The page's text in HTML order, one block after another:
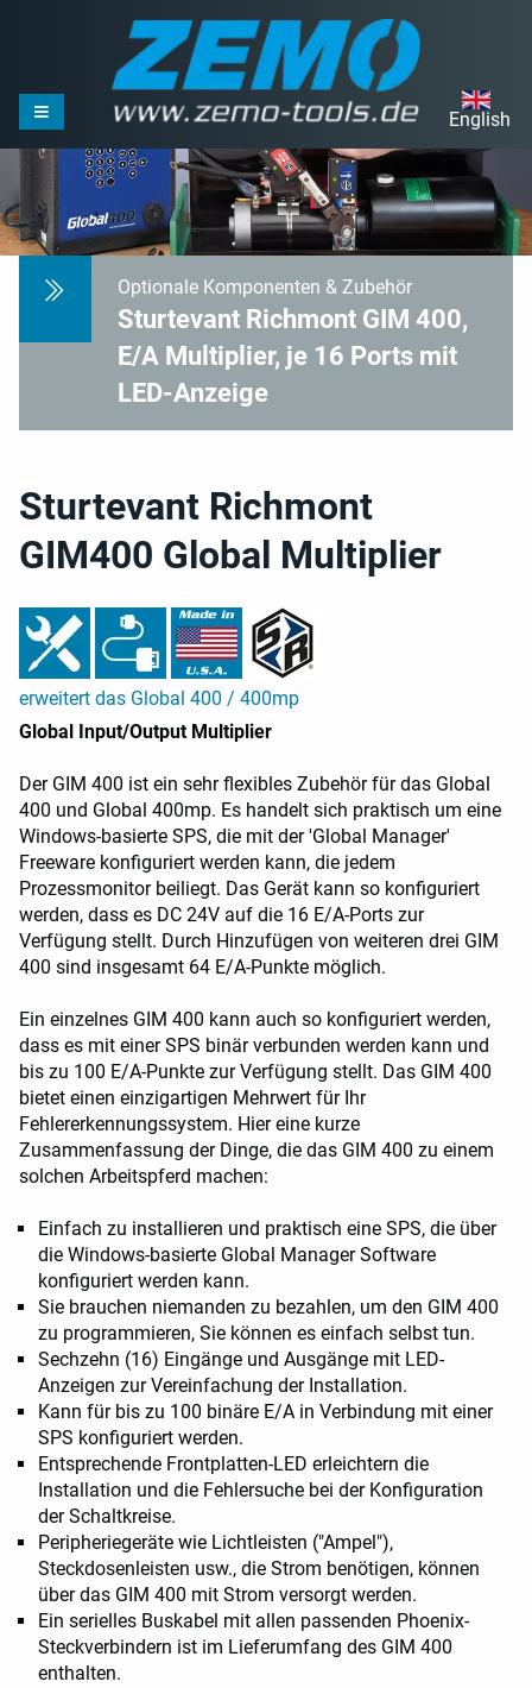
English
Optionale Komponenten & Zubehör
Sturtevant Richmont GIM 400,
E/A Multiplier, je 16 Ports mit
LED-Anzeige
Sturtevant Richmont
GIM400 Global Multiplier
erweitert das Global 400 / 400mp
Global Input/Output Multiplier
Der GIM 400 ist ein sehr flexibles Zubehör für das Global
400 und Global 400mp. Es handelt sich praktisch um eine
Windows-basierte SPS, die mit der 'Global Manager'
Freeware konfiguriert werden kann, die jedem
Prozessmonitor beiliegt. Das Gerät kann so konfiguriert
werden, dass es DC 24V auf die 16 E/A-Ports zur
Verfügung stellt. Durch Hinzufügen von weiteren drei GIM
400 sind insgesamt 64 E/A-Punkte möglich.
Ein einzelnes GIM 400 kann auch so konfiguriert werden,
dass es mit einer SPS binär verbunden werden kann und
bis zu 100 E/A-Punkte zur Verfügung stellt. Das GIM 400
bietet einen einzigartigen Mehrwert für Ihr
Fehlererkennungssystem. Hier eine kurze
Zusammenfassung der Dinge, die das GIM 400 zu einem
solchen Arbeitspferd machen:
Einfach zu installieren und praktisch eine SPS, die über
die Windows-basierte Global Manager Software
konfiguriert werden kann.
Sie brauchen niemanden zu bezahlen, um den GIM 400
zu programmieren, Sie können es einfach selbst tun.
Sechzehn (16) Eingänge und Ausgänge mit LED-
Anzeigen zur Vereinfachung der Installation.
Kann für bis zu 100 binäre E/A in Verbindung mit einer
SPS konfiguriert werden.
Entsprechende Frontplatten-LED erleichtern die
Installation und die Fehlersuche bei der Konfiguration
der Schaltkreise.
Peripheriegeräte wie Lichtleisten ("Ampel"),
Steckdosenleisten usw., die Strom benötigen, können
über das GIM 400 mit Strom versorgt werden.
Ein serielles Buskabel mit allen passenden Phoenix-
Steckverbindern ist im Lieferumfang des GIM 400
enthalten.